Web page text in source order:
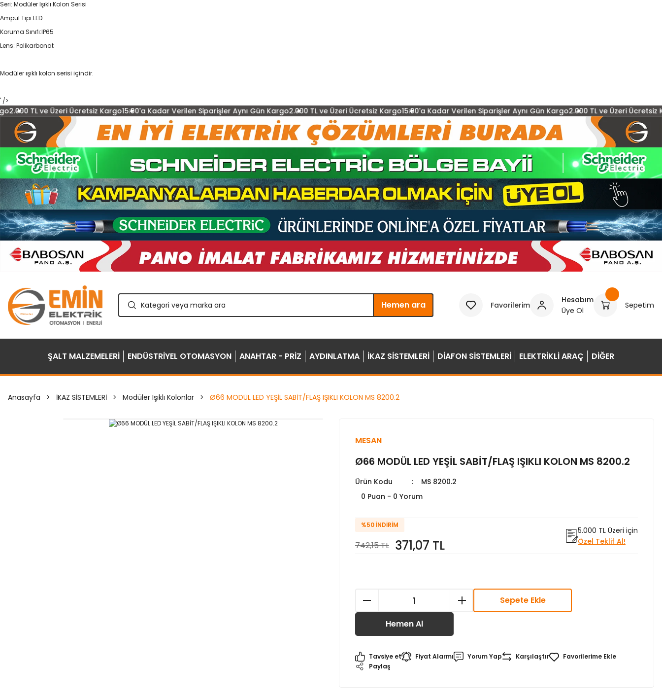
Seri: Modüler Işıklı Kolon Serisi
Ampul Tipi:LED
Koruma Sınıfı:IP65
Lens: Polikarbonat
Modüler ışıklı kolon serisi içindir.
' />
Ücretsiz Kargo15:00'a Kadar Verilen Siparişler Aynı Gün Kargo2.000 TL ve Üzeri Ücretsiz Kargo15:00'a Kadar Verilen Siparişler Aynı Gün Kargo2.000 TL ve Üzeri Ücretsiz Kargo15:00'a
Hemen ara Favorilerim
Hesabım
Üye Ol
Sepetim
ŞALT MALZEMELERİ ENDÜSTRİYEL OTOMASYON ANAHTAR - PRİZ AYDINLATMA İKAZ SİSTEMLERİ DİAFON SİSTEMLERİ ELEKTRİKLİ ARAÇ DİĞER
Anasayfa İKAZ SİSTEMLERİ Modüler Işıklı Kolonlar Ø66 MODÜL LED YEŞİL SABİT/FLAŞ IŞIKLI KOLON MS 8200.2
MESAN
Ø66 MODÜL LED YEŞİL SABİT/FLAŞ IŞIKLI KOLON MS 8200.2
Ürün Kodu
MS 8200.2
0 Puan - 0 Yorum
%50İNDIRIM
742,15 TL 371,07 TL
5.000 TL Üzeri için
Özel Teklif Al!
Sepete Ekle
Hemen Al
Tavsiye et Fiyat Alarmı Yorum Yap
Karşılaştır
Paylaş